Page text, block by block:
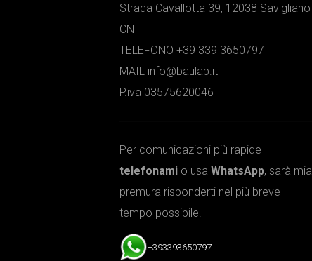
Strada Cavallotta 39, 12038 Savigliano
CN
TELEFONO +39 339 3650797
MAIL info@baulab.it
P.iva 03575620046
Per comunicazioni più rapide
telefonami o usa WhatsApp, sarà mia
premura risponderti nel più breve
tempo possibile.
+393393650797